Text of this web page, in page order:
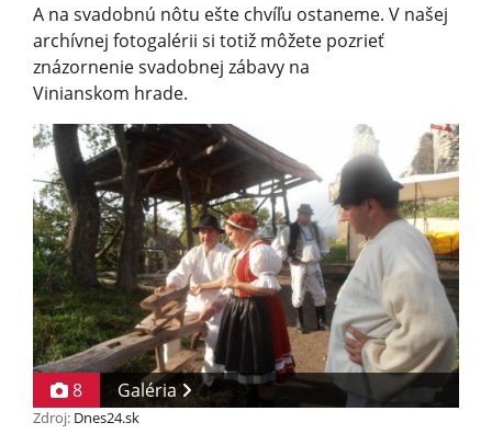
A na svadobnú nôtu ešte chvíľu ostaneme. V našej
archívnej fotogalérii si totiž môžete pozrieť
znázornenie svadobnej zábavy na
Vinianskom hrade.
8 Galéria
Zdroj: Dnes24.sk